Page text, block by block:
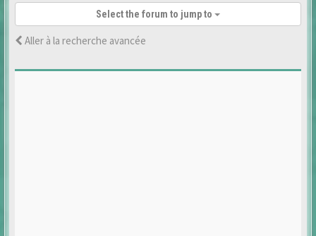
Select the forum to jump to
Aller à la recherche avancée